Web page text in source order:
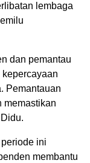
lembaga
dan pemantau
Pemantauan
memastikan
ini
membantu